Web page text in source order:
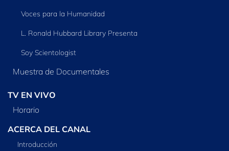
Voces para la Humanidad
L. Ronald Hubbard Library Presenta
Soy Scientologist
Muestra de Documentales
TV EN VIVO
Horario
ACERCA DEL CANAL
Introducción